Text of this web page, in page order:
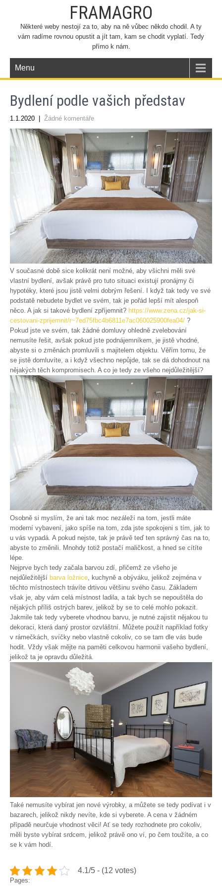
FRAMAGRO
Některé weby nestojí za to, aby na ně vůbec někdo chodil. A ty
vám radíme rovnou opustit a jít tam, kam se chodit vyplatí. Tedy
přímo k nám.
Menu
Bydlení podle vašich představ
1.1.2020 Žádné komentáře
V současné době sice kolikrát není možné, aby všichni měli své
vlastní bydlení, avšak právě pro tuto situaci existují pronájmy či
hypotéky, které jsou jistě velmi dobrým řešení. I když tak tedy ve své
podstatě nebudete bydlet ve svém, tak je pořád lepší mít alespoň
něco. A jak si takové bydlení zpříjemnit? https://www.zena.cz/jak-si-
cestovani-zprijemnit/r~7ed75fbc4b6811e7ac060025900fea04/ ?
Pokud jste ve svém, tak žádné domluvy ohledně zvelebování
nemusíte řešit, avšak pokud jste podnájemníkem, je jistě vhodné,
abyste si o změnách promluvili s majitelem objektu. Věřím tomu, že
se jistě domluvíte, a i když všechno nepůjde, tak se dá dohodnout na
nějakých těch kompromisech. A co je tedy ze všeho nejdůležitější?
Osobně si myslím, že ani tak moc nezáleží na tom, jestli máte
moderní vybavení, jako spíše na tom, zda jste spokojeni s tím, jak to
u vás vypadá. A pokud nejste, tak je právě teď ten správný čas na to,
abyste to změnili. Mnohdy totiž postačí maličkost, a hned se cítíte
lépe.
Nejprve bych tedy začala barvou zdí, přičemž ze všeho je
nejdůležitější barva ložnice, kuchyně a obýváku, jelikož zejména v
těchto místnostech trávíte drtivou většinu svého času. Základem
však je, aby vám celá místnost ladila, a tak bych se nepouštěla do
nějakých příliš ostrých barev, jelikož by se to celé mohlo pokazit.
Jakmile tak tedy vyberete vhodnou barvu, je nutné zajistit nějakou tu
dekoraci, která daný prostor ozvláštní. Můžete použít například fotky
v rámečkách, svíčky nebo vlastně cokoliv, co se tam dle vás bude
hodit. Vždy však mějte na paměti celkovou harmonii vašeho bydlení,
jelikož ta je opravdu důležitá.
Také nemusíte vybírat jen nové výrobky, a můžete se tedy podívat i v
bazarech, jelikož nikdy nevíte, kde si vyberete. A cena v žádném
případě neurčuje vhodnost věci! Ať se tedy rozhodnete pro cokoliv,
měli byste vybírat srdcem, jelikož právě ono ví, po čem toužíte, a co
se k vám hodí.
4.1/5 - (12 votes)
Pages: